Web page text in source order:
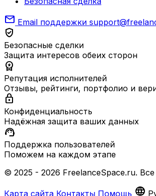
mail Email поддержки
verified_user
Безопасные сделки
Защита интересов обеих сторон
workspace_premium
Репутация исполнителей
Отзывы, рейтинги, портфолио и
lock
Конфиденциальность
Надёжная защита ваших данных
support_agent
Поддержка пользователей
Поможем на каждом этапе
© 2025 - 2026 FreelanceSpace.ru.
Карта сайта Контакты Помощь language